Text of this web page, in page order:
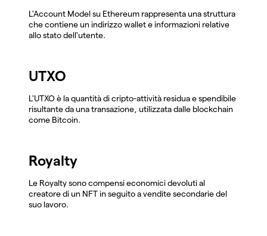
L'Account Model su Ethereum rappresenta una struttura
che contiene un indirizzo wallet e informazioni relative
allo stato dell'utente.
UTXO
L'UTXO è la quantità di cripto-attività residua e spendibile
risultante da una transazione, utilizzata dalle blockchain
come Bitcoin.
Royalty
Le Royalty sono compensi economici devoluti al
creatore di un NFT in seguito a vendite secondarie del
suo lavoro.